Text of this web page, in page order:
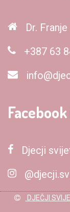
Dr.
+387 63
Djecji
DJEČJI